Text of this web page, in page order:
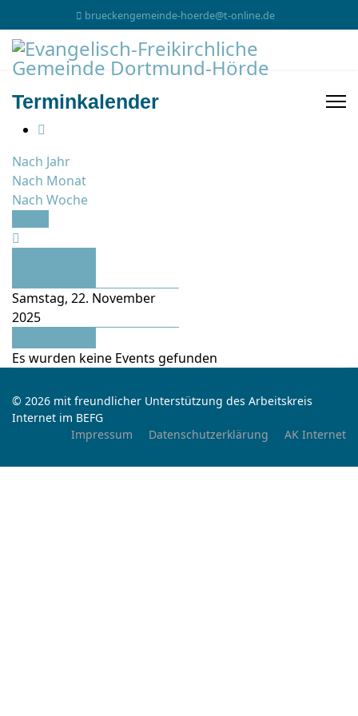
brueckengemeinde-hoerde@t-online.de
Terminkalender
Nach Jahr
Nach Monat
Nach Woche
Samstag, 22. November
2025
Es wurden keine Events gefunden
© 2026 mit freundlicher Unterstützung des Arbeitskreis
Internet im BEFG
Impressum
Datenschutzerklärung AK Internet